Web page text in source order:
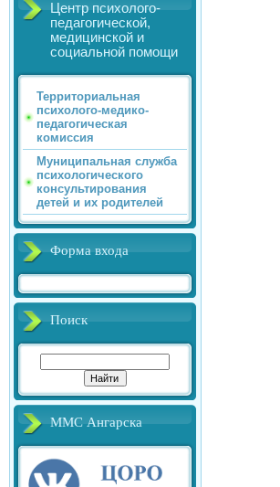
Центр психолого-
педагогической,
медицинской и
социальной помощи
Территориальная
психолого-медико-
педагогическая
комиссия
Муниципальная служба
психологического
консультирования
детей и их родителей
Форма входа
Поиск
ММС Ангарска